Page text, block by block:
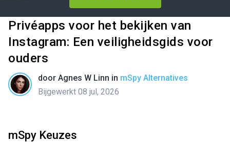
Privéapps voor het bekijken van
Instagram: Een veiligheidsgids voor
ouders
door Agnes W Linn in mSpy Alternatives
Bijgewerkt 08 jul, 2026
mSpy Keuzes